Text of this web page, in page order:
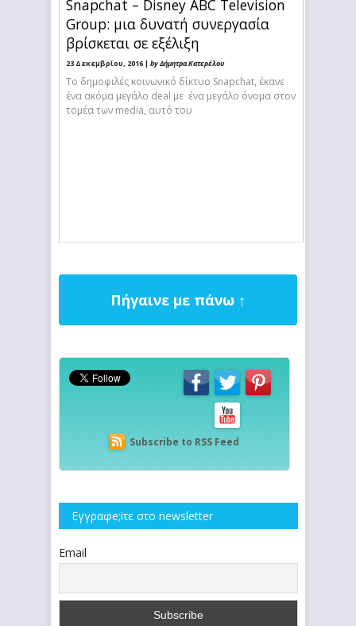
Snapchat – Disney ABC Television
Group: μια δυνατή συνεργασία
βρίσκεται σε εξέλιξη
23 Δεκεμβρίου, 2016 | by Δήμητρα Κατερέλου
Το δημοφιλές κοινωνικό δίκτυο Snapchat, έκανε
ένα ακόμα μεγάλο deal με ένα μεγάλο όνομα στον
τομέα των media, αυτό του
Πήγαινε με πάνω ↑
Subscribe to RSS Feed
Εγγραφe;iτε στο newsletter
Email